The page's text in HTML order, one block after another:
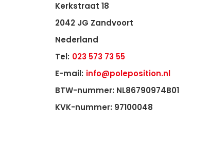
Kerkstraat 18
2042 JG Zandvoort
Nederland
Tel: 023 573 73 55
E-mail: info@poleposition.nl
BTW-nummer: NL86790974B01
KVK-nummer: 97100048